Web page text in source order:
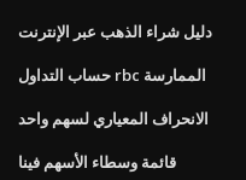
دليل شراء الذهب عبر الإنترنت
حساب التداول rbc الممارسة
الانحراف المعياري لسهم واحد
قائمة وسطاء الأسهم فينا